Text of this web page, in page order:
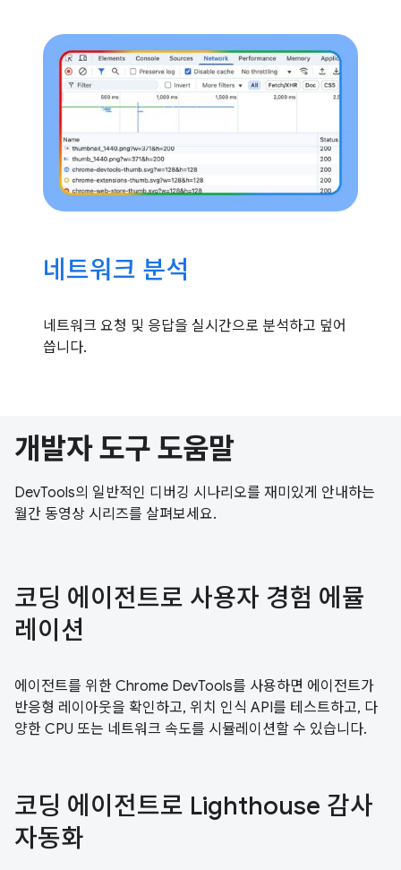
네트워크 분석
네트워크 요청 및 응답을 실시간으로 분석하고 덮어
씁니다.
개발자 도구 도움말
DevTools의 일반적인 디버깅 시나리오를 재미있게 안내하는
월간 동영상 시리즈를 살펴보세요.
코딩 에이전트로 사용자 경험 에뮬
레이션
에이전트를 위한 Chrome DevTools를 사용하면 에이전트가
반응형 레이아웃을 확인하고, 위치 인식 API를 테스트하고, 다
양한 CPU 또는 네트워크 속도를 시뮬레이션할 수 있습니다.
코딩 에이전트로 Lighthouse 감사
자동화